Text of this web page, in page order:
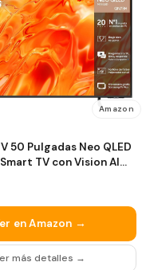
Amazon
50 Pulgadas Neo QLED
TV con Vision AI
Quan…
en Amazon →
más detalles →